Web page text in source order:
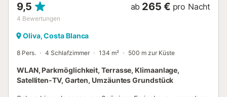
9,5
4 Bewertungen
ab 265 € pro Nacht
Oliva, Costa Blanca
8 Pers. 4 Schlafzimmer 134 m² 500 m zur Küste
WLAN, Parkmöglichkeit, Terrasse, Klimaanlage,
Satelliten-TV, Garten, Umzäuntes Grundstück